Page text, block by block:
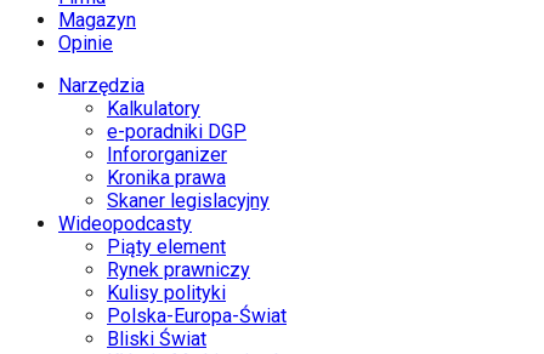
Magazyn
Opinie
Narzędzia
Kalkulatory
e-poradniki DGP
Infororganizer
Kronika prawa
Skaner legislacyjny
Wideopodcasty
Piąty element
Rynek prawniczy
Kulisy polityki
Polska-Europa-Świat
Bliski Świat